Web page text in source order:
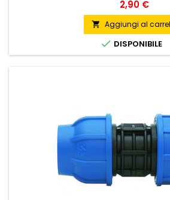
Prezzo
2,90 €
 Aggiungi al
 DISPONIBILE